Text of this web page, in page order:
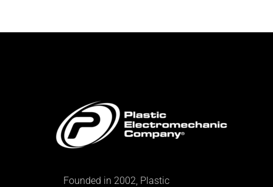
Founded in 2002, Plastic